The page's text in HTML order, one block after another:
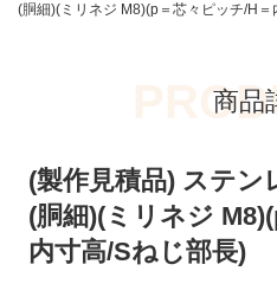
(胴細)(ミリネジ M8)(p＝芯々ピッチ/H＝
商品
(製作見積品) ステン
(胴細)(ミリネジ
内寸高/Sねじ部長)